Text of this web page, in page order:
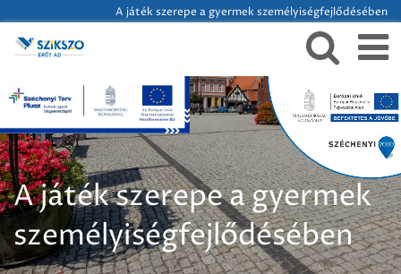
A játék szerepe a gyermek személyiségfejlődésében
A játék szerepe a gyermek
személyiségfejlődésében